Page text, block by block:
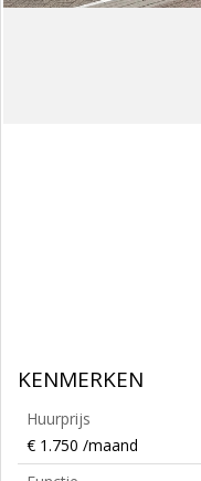
KENMERKEN
Huurprijs
€ 1.750 /maand